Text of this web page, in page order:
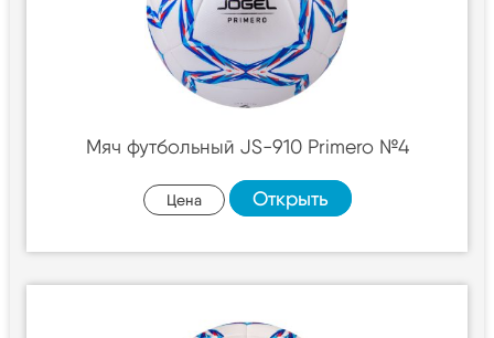
Мяч футбольный JS-910 Primero №4
Цена Открыть